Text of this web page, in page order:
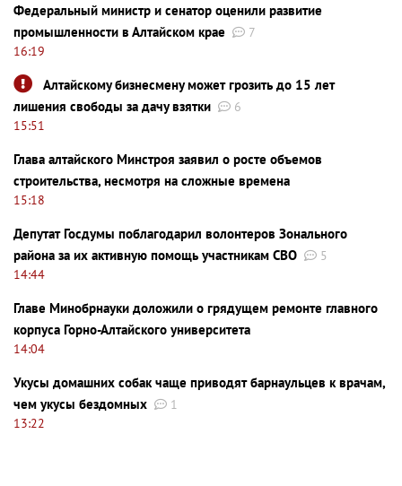
Федеральный министр и сенатор оценили развитие
промышленности в Алтайском крае
7
16:19
Алтайскому бизнесмену может грозить до 15 лет
лишения свободы за дачу взятки
6
15:51
Глава алтайского Минстроя заявил о росте объемов
строительства, несмотря на сложные времена
15:18
Депутат Госдумы поблагодарил волонтеров Зонального
района за их активную помощь участникам СВО
5
14:44
Главе Минобрнауки доложили о грядущем ремонте главного
корпуса Горно-Алтайского университета
14:04
Укусы домашних собак чаще приводят барнаульцев к врачам,
чем укусы бездомных
1
13:22